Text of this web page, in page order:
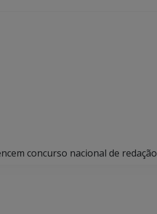
concurso nacional de redação